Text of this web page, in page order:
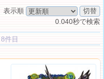
表示順
0.040秒で検索
件目